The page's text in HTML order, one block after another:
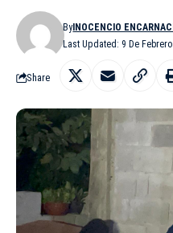
Last Updated: 9 De
ByINOCENCIO
Share